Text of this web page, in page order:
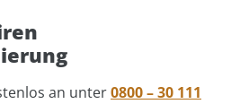
an unter0800 – 30 111